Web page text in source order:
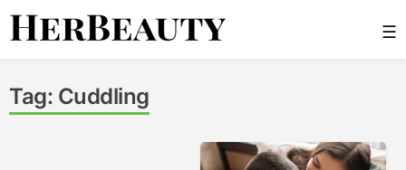
Skip
☰
Tag: Cuddling